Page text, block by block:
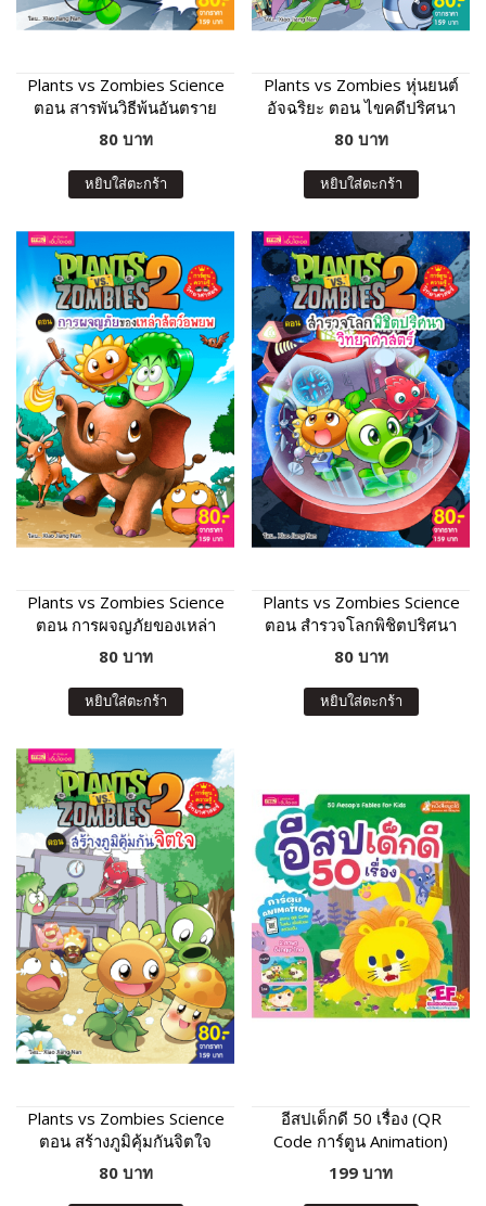
Plants vs Zombies Science
ตอน สารพันวิธีพ้นอันตราย
ในชีวิตประจำวัน
80 บาท
หยิบใส่ตะกร้า
Plants vs Zombies หุ่นยนต์
อัจฉริยะ ตอน ไขคดีปริศนา
ล่าหุ่นยนต์อาละวาด
80 บาท
หยิบใส่ตะกร้า
Plants vs Zombies Science
ตอน การผจญภัยของเหล่า
สัตว์อพยพ
80 บาท
หยิบใส่ตะกร้า
Plants vs Zombies Science
ตอน สำรวจโลกพิชิตปริศนา
วิทยาศาสตร์
80 บาท
หยิบใส่ตะกร้า
Plants vs Zombies Science
ตอน สร้างภูมิคุ้มกันจิตใจ
80 บาท
อีสปเด็กดี 50 เรื่อง (QR
Code การ์ตูน Animation)
199 บาท